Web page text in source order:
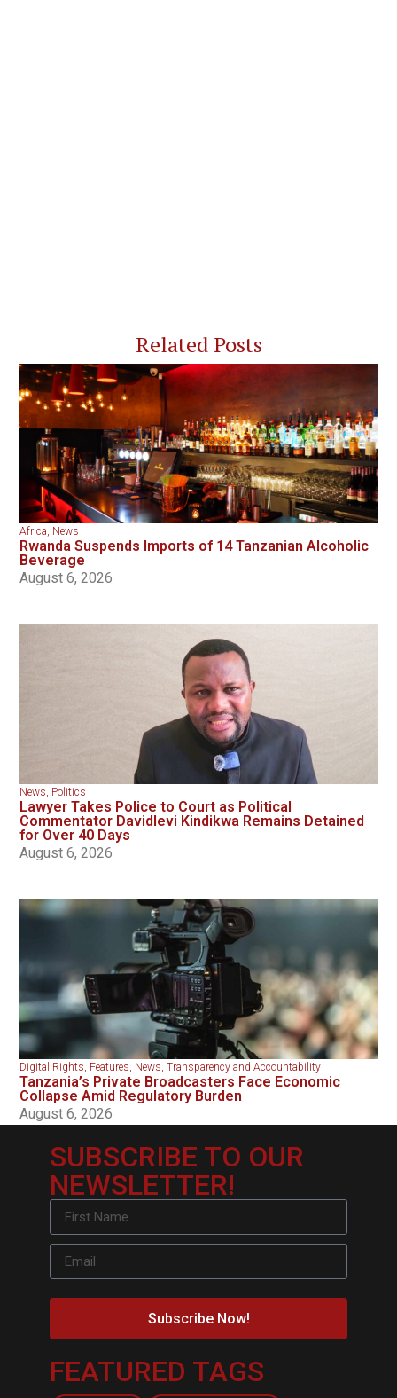
Related Posts
Africa, News
Rwanda Suspends Imports of 14 Tanzanian Alcoholic
Beverage
August 6, 2026
News, Politics
Lawyer Takes Police to Court as Political
Commentator Davidlevi Kindikwa Remains Detained
for Over 40 Days
August 6, 2026
Digital Rights, Features, News,Transparency and Accountability
Tanzania’s Private Broadcasters Face Economic
Collapse Amid Regulatory Burden
August 6, 2026
SUBSCRIBE TO OUR
NEWSLETTER!
Subscribe Now!
FEATURED TAGS